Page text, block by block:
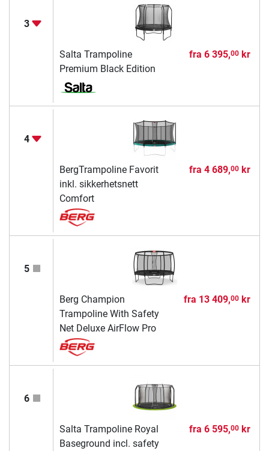
3
Salta Trampoline
Premium Black Edition
fra 6 395,00kr
4
BergTrampoline Favorit
inkl. sikkerhetsnett
Comfort
fra 4 689,00kr
5
Berg Champion
Trampoline With Safety
Net Deluxe AirFlow Pro
fra 13 409,00kr
6
Salta Trampoline Royal
Baseground incl. safety
fra 6 595,00kr